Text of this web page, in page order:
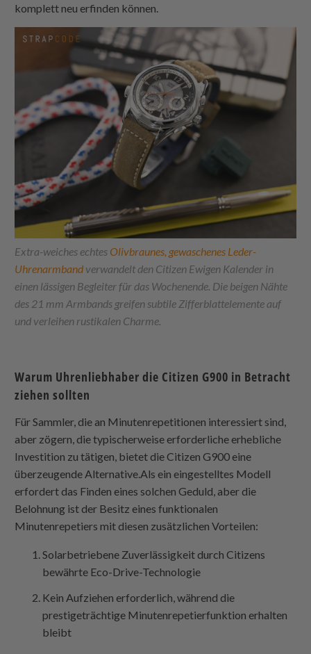
komplett neu erfinden können.
Extra-weiches echtes Olivbraunes, gewaschenes Leder-
Uhrenarmband verwandelt den Citizen Ewigen Kalender in
einen lässigen Begleiter für das Wochenende. Die beigen Nähte
des 21 mm Armbands greifen subtile Zifferblattelemente auf
und verleihen rustikalen Charme.
Warum Uhrenliebhaber die Citizen G900 in Betracht
ziehen sollten
Für Sammler, die an Minutenrepetitionen interessiert sind,
aber zögern, die typischerweise erforderliche erhebliche
Investition zu tätigen, bietet die Citizen G900 eine
überzeugende Alternative.Als ein eingestelltes Modell
erfordert das Finden eines solchen Geduld, aber die
Belohnung ist der Besitz eines funktionalen
Minutenrepetiers mit diesen zusätzlichen Vorteilen:
Solarbetriebene Zuverlässigkeit durch Citizens
bewährte Eco-Drive-Technologie
Kein Aufziehen erforderlich, während die
prestigeträchtige Minutenrepetierfunktion erhalten
bleibt